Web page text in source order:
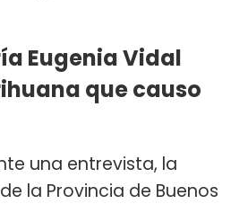
Eugenia Vidal
que causo
una entrevista, la
la Provincia de Buenos